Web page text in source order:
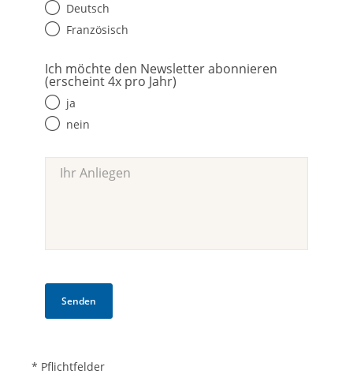
Deutsch
Französisch
Ich möchte den Newsletter abonnieren
(erscheint 4x pro Jahr)
ja
nein
* Pflichtfelder